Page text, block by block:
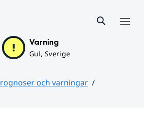
Varning
Gul, Sverige
och varningar